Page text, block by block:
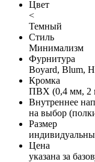
Цвет
<
Темный
Стиль
Минимализм
Фурнитура
Boyard, Blum,
Кромка
ПВХ (0,4 мм, 2
Внутреннее
на выбор
Размер
Цена
указана за